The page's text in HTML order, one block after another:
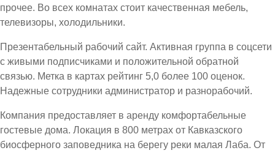
прочее. Во всех комнатах стоит качественная мебель,
телевизоры, холодильники.
Презентабельный рабочий сайт. Активная группа в соцсети
с живыми подписчиками и положительной обратной
связью. Метка в картах рейтинг 5,0 более 100 оценок.
Надежные сотрудники администратор и разнорабочий.
Компания предоставляет в аренду комфортабельные
гостевые дома. Локация в 800 метрах от Кавказского
биосферного заповедника на берегу реки малая Лаба. От